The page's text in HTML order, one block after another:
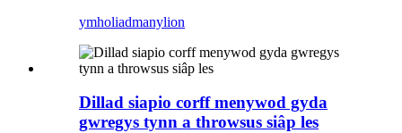
ymholiadmanylion
Dillad siapio corff menywod gyda
gwregys tynn a throwsus siâp les